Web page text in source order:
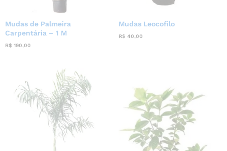
Mudas de Palmeira
Carpentária – 1 M
R$ 190,00
Mudas Leocofilo
R$ 40,00